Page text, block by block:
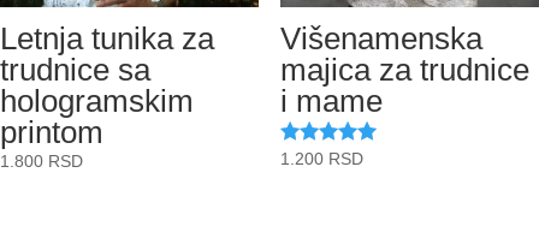
Letnja tunika za
trudnice sa
hologramskim
printom
1.800 RSD
Višenamenska
majica za trudnice
i mame
Ocenjeno
1.200 RSD